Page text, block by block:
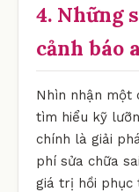
4. Những
cảnh báo
Nhìn nhận một
tìm hiểu kỹ
chính là giải
phí sửa chữa
giá trị hồi phục